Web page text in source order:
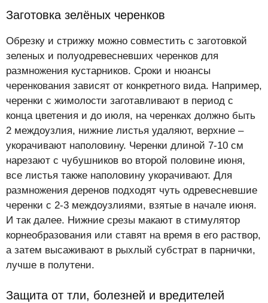
Заготовка зелёных черенков
Обрезку и стрижку можно совместить с заготовкой
зеленых и полуодревесневших черенков для
размножения кустарников. Сроки и нюансы
черенкования зависят от конкретного вида. Например,
черенки с жимолости заготавливают в период с
конца цветения и до июля, на черенках должно быть
2 междоузлия, нижние листья удаляют, верхние –
укорачивают наполовину. Черенки длиной 7-10 см
нарезают с чубушников во второй половине июня,
все листья также наполовину укорачивают. Для
размножения деренов подходят чуть одревесневшие
черенки с 2-3 междоузлиями, взятые в начале июня.
И так далее. Нижние срезы макают в стимулятор
корнеобразования или ставят на время в его раствор,
а затем высаживают в рыхлый субстрат в парнички,
лучше в полутени.
Защита от тли, болезней и вредителей